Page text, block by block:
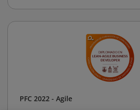
PFC 2022 - Agile